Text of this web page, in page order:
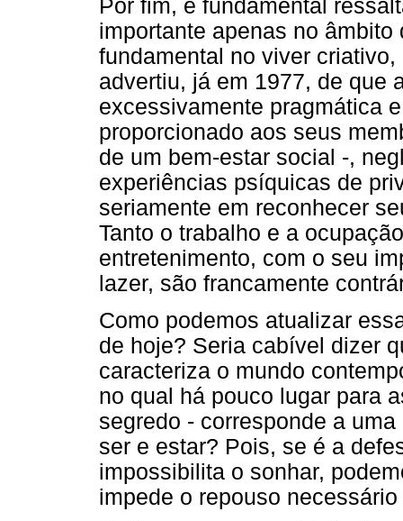
Por fim, é fundamental
importante apenas no
fundamental no viver
advertiu, já em 1977, de que
excessivamente pragmática
proporcionado aos seus
de um bem-estar social -,
experiências psíquicas de
seriamente em reconhecer
Tanto o trabalho e a
entretenimento, com o seu
lazer, são francamente
Como podemos atualizar
de hoje? Seria cabível dizer
caracteriza o mundo
no qual há pouco lugar para
segredo - corresponde a
ser e estar? Pois, se é a
impossibilita o sonhar,
impede o repouso